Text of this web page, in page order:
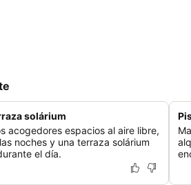
solárium
acogedores espacios al aire libre,
noches y una terraza solárium
el día.